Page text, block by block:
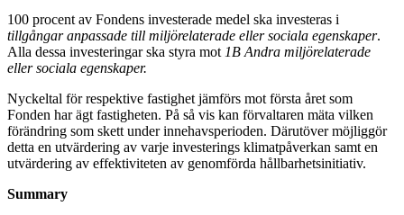
100 procent av Fondens investerade medel ska investeras i
tillgångar anpassade till miljörelaterade eller sociala egenskaper.
Alla dessa investeringar ska styra mot 1B Andra miljörelaterade
eller sociala egenskaper.
Nyckeltal för respektive fastighet jämförs mot första året som
Fonden har ägt fastigheten. På så vis kan förvaltaren mäta vilken
förändring som skett under innehavsperioden. Därutöver möjliggör
detta en utvärdering av varje investerings klimatpåverkan samt en
utvärdering av effektiviteten av genomförda hållbarhetsinitiativ.
Summary